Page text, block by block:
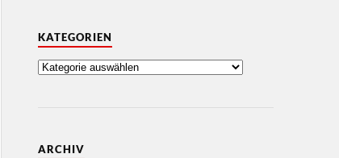
KATEGORIEN
ARCHIV